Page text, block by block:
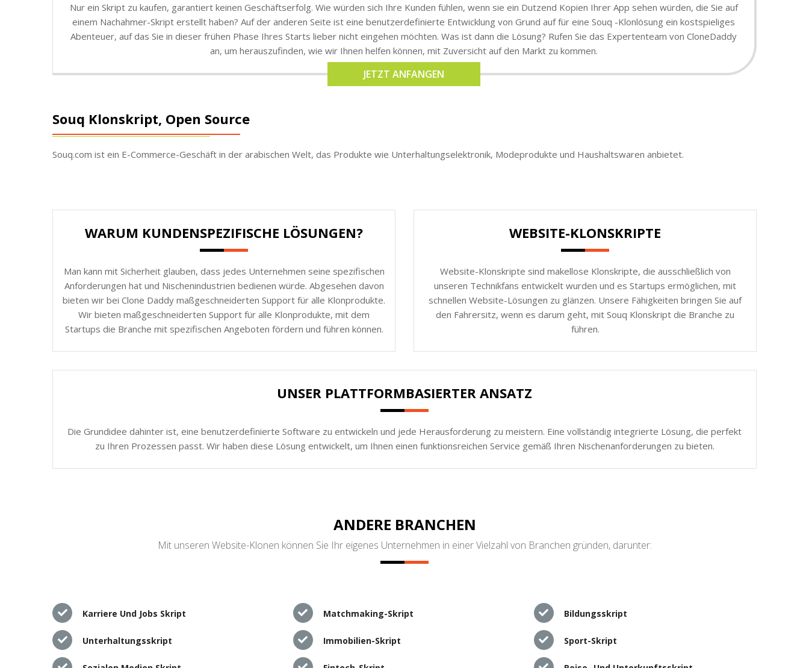
Nur ein Skript zu kaufen, garantiert keinen Geschäftserfolg. Wie würden sich Ihre Kunden fühlen, wenn sie ein Dutzend Kopien Ihrer App sehen würden, die Sie auf
einem Nachahmer-Skript erstellt haben? Auf der anderen Seite ist eine benutzerdefinierte Entwicklung von Grund auf für eine Souq -Klonlösung ein kostspieliges
Abenteuer, auf das Sie in dieser frühen Phase Ihres Starts lieber nicht eingehen möchten. Was ist dann die Lösung? Rufen Sie das Expertenteam von CloneDaddy
an, um herauszufinden, wie wir Ihnen helfen können, mit Zuversicht auf den Markt zu kommen.
JETZT ANFANGEN
Souq Klonskript, Open Source
Souq.com ist ein E-Commerce-Geschäft in der arabischen Welt, das Produkte wie Unterhaltungselektronik, Modeprodukte und Haushaltswaren anbietet.
WARUM KUNDENSPEZIFISCHE LÖSUNGEN?
Man kann mit Sicherheit glauben, dass jedes Unternehmen seine spezifischen
Anforderungen hat und Nischenindustrien bedienen würde. Abgesehen davon
bieten wir bei Clone Daddy maßgeschneiderten Support für alle Klonprodukte.
Wir bieten maßgeschneiderten Support für alle Klonprodukte, mit dem
Startups die Branche mit spezifischen Angeboten fördern und führen können.
WEBSITE-KLONSKRIPTE
Website-Klonskripte sind makellose Klonskripte, die ausschließlich von
unseren Technikfans entwickelt wurden und es Startups ermöglichen, mit
schnellen Website-Lösungen zu glänzen. Unsere Fähigkeiten bringen Sie auf
den Fahrersitz, wenn es darum geht, mit Souq Klonskript die Branche zu
führen.
UNSER PLATTFORMBASIERTER ANSATZ
Die Grundidee dahinter ist, eine benutzerdefinierte Software zu entwickeln und jede Herausforderung zu meistern. Eine vollständig integrierte Lösung, die perfekt
zu Ihren Prozessen passt. Wir haben diese Lösung entwickelt, um Ihnen einen funktionsreichen Service gemäß Ihren Nischenanforderungen zu bieten.
ANDERE BRANCHEN
Mit unseren Website-Klonen können Sie Ihr eigenes Unternehmen in einer Vielzahl von Branchen gründen, darunter:
Karriere Und Jobs Skript Matchmaking-Skript Bildungsskript
Unterhaltungsskript Immobilien-Skript Sport-Skript